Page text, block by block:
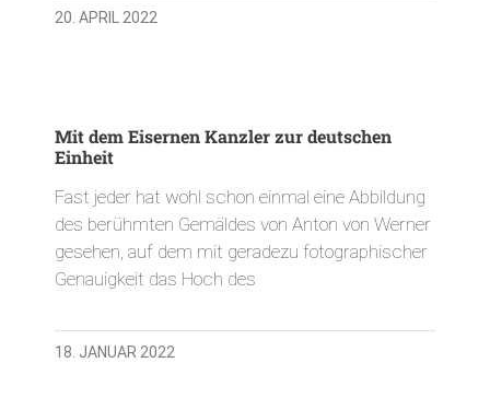
20. APRIL 2022
Mit dem Eisernen Kanzler zur deutschen
Einheit
Fast jeder hat wohl schon einmal eine Abbildung
des berühmten Gemäldes von Anton von Werner
gesehen, auf dem mit geradezu fotographischer
Genauigkeit das Hoch des
18. JANUAR 2022